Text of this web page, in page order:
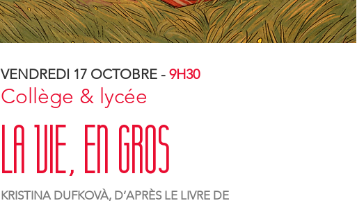
VENDREDI 17 OCTOBRE -9H30
Collège & lycée
La vie, EN GROS
KRISTINA DUFKOVÀ, D’APRÈS LE LIVRE DE